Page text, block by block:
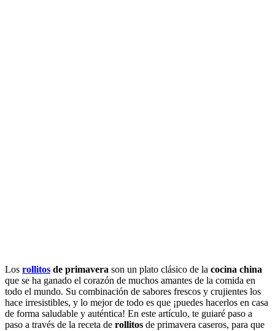
Los rollitos de primavera son un plato clásico de la cocina china
que se ha ganado el corazón de muchos amantes de la comida en
todo el mundo. Su combinación de sabores frescos y crujientes los
hace irresistibles, y lo mejor de todo es que ¡puedes hacerlos en casa
de forma saludable y auténtica! En este artículo, te guiaré paso a
paso a través de la receta de rollitos de primavera caseros, para que